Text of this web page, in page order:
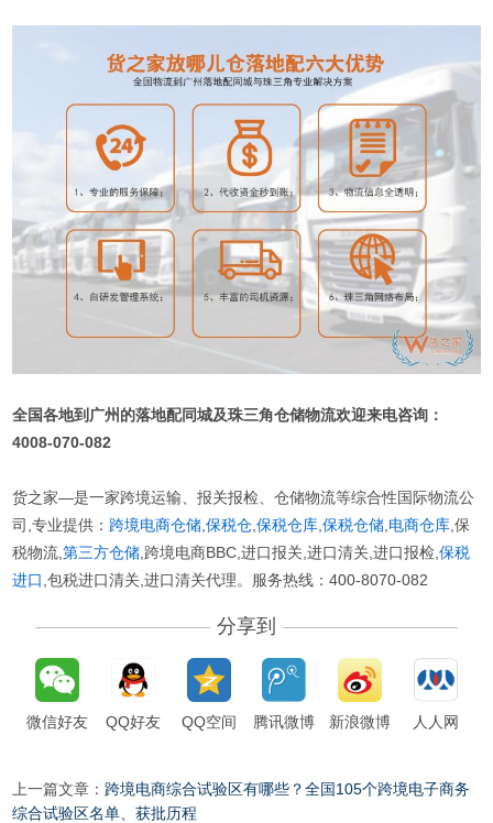
全国各地到广州的落地配同城及珠三角仓储物流欢迎来电咨询：
4008-070-082
货之家—是一家跨境运输、报关报检、仓储物流等综合性国际物流公
司,专业提供：跨境电商仓储 ,保税仓 ,保税仓库 ,保税仓储 电商仓库 ,保
税物流,第三方仓储 ,跨境电商BBC,进口报关,进口清关,进口报检,保税
进口 ,包税进口清关,进口清关代理。服务热线：400-8070-082
分享到
微信好友 QQ好友 QQ空间 腾讯微博 新浪微博 人人网
上一篇文章：跨境电商综合试验区有哪些？全国105个跨境电子商务
综合试验区名单、获批历程